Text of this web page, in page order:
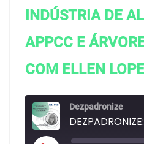
INDÚSTRIA DE
APPCC E
COM ELLEN
Dezpadronize